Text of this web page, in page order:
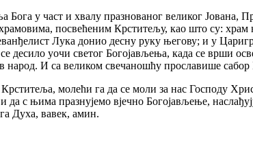
Бога у част и хвалу празнованог великог
посвећеним Крститељу, као што су: храм
Лука донио десну руку његову; и у
десило уочи светог Богојављења, када се врши
И са великом свечаношћу прославише
молећи га да се моли за нас Господу
с њима празнујемо вјечно Богојављење,
Духа, вавек, амин.